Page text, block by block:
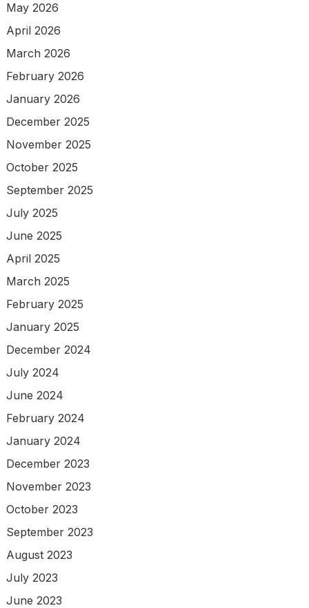
May 2026
April 2026
March 2026
February 2026
January 2026
December 2025
November 2025
October 2025
September 2025
July 2025
June 2025
April 2025
March 2025
February 2025
January 2025
December 2024
July 2024
June 2024
February 2024
January 2024
December 2023
November 2023
October 2023
September 2023
August 2023
July 2023
June 2023